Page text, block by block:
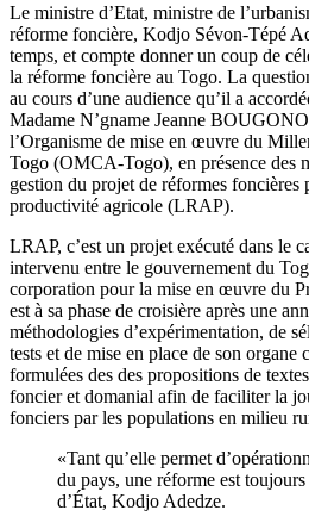
Le ministre d’Etat, ministre de
réforme foncière, Kodjo Sévon-Tépé
temps, et compte donner un coup de
la réforme foncière au Togo. La
au cours d’une audience qu’il a
Madame N’gname Jeanne
l’Organisme de mise en œuvre du
Togo (OMCA-Togo), en présence des
gestion du projet de réformes foncières
productivité agricole (LRAP).
LRAP, c’est un projet exécuté dans le
intervenu entre le gouvernement du
corporation pour la mise en œuvre du
est à sa phase de croisière après une
méthodologies d’expérimentation, de
tests et de mise en place de son organe
formulées des des propositions de
foncier et domanial afin de faciliter la
fonciers par les populations en milieu
«Tant qu’elle permet
du pays, une réforme est
d’État, Kodjo Adedze.